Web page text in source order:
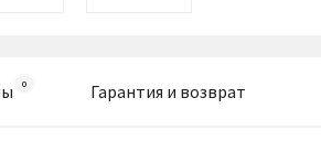
Гарантия и возврат